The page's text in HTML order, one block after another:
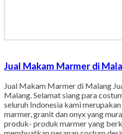
Jual Makam Marmer di
Jual Makam Marmer di Malang
Malang. Selamat siang para
seluruh Indonesia kami
marmer, granit dan onyx yang
produk- produk marmer yang